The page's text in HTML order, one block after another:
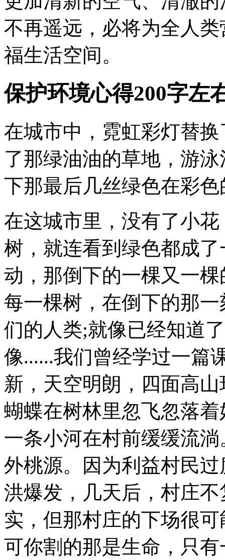
不再遥远，必将为全人
福生活空间。
保护环境心得200字左
在城市中，霓虹彩灯替
了那绿油油的草地，游
下那最后几丝绿色在彩
在这城市里，没有了小
树，就连看到绿色都成
动，那倒下的一棵又一
每一棵树，在倒下的那
们的人类;就像已经知道
像......我们曾经学过一篇
新，天空明朗，四面高
蝴蝶在树林里忽飞忽落
一条小河在村前缓缓流
外桃源。因为利益村民
洪爆发，几天后，村庄
实，但那村庄的下场很
可你割的那是生命，只